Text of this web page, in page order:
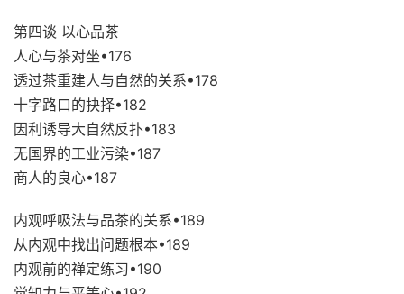
第四谈 以心品茶
人心与茶对坐•176
透过茶重建人与自然的关系•178
十字路口的抉择•182
因利诱导大自然反扑•183
无国界的工业污染•187
商人的良心•187
内观呼吸法与品茶的关系•189
从内观中找出问题根本•189
内观前的禅定练习•190